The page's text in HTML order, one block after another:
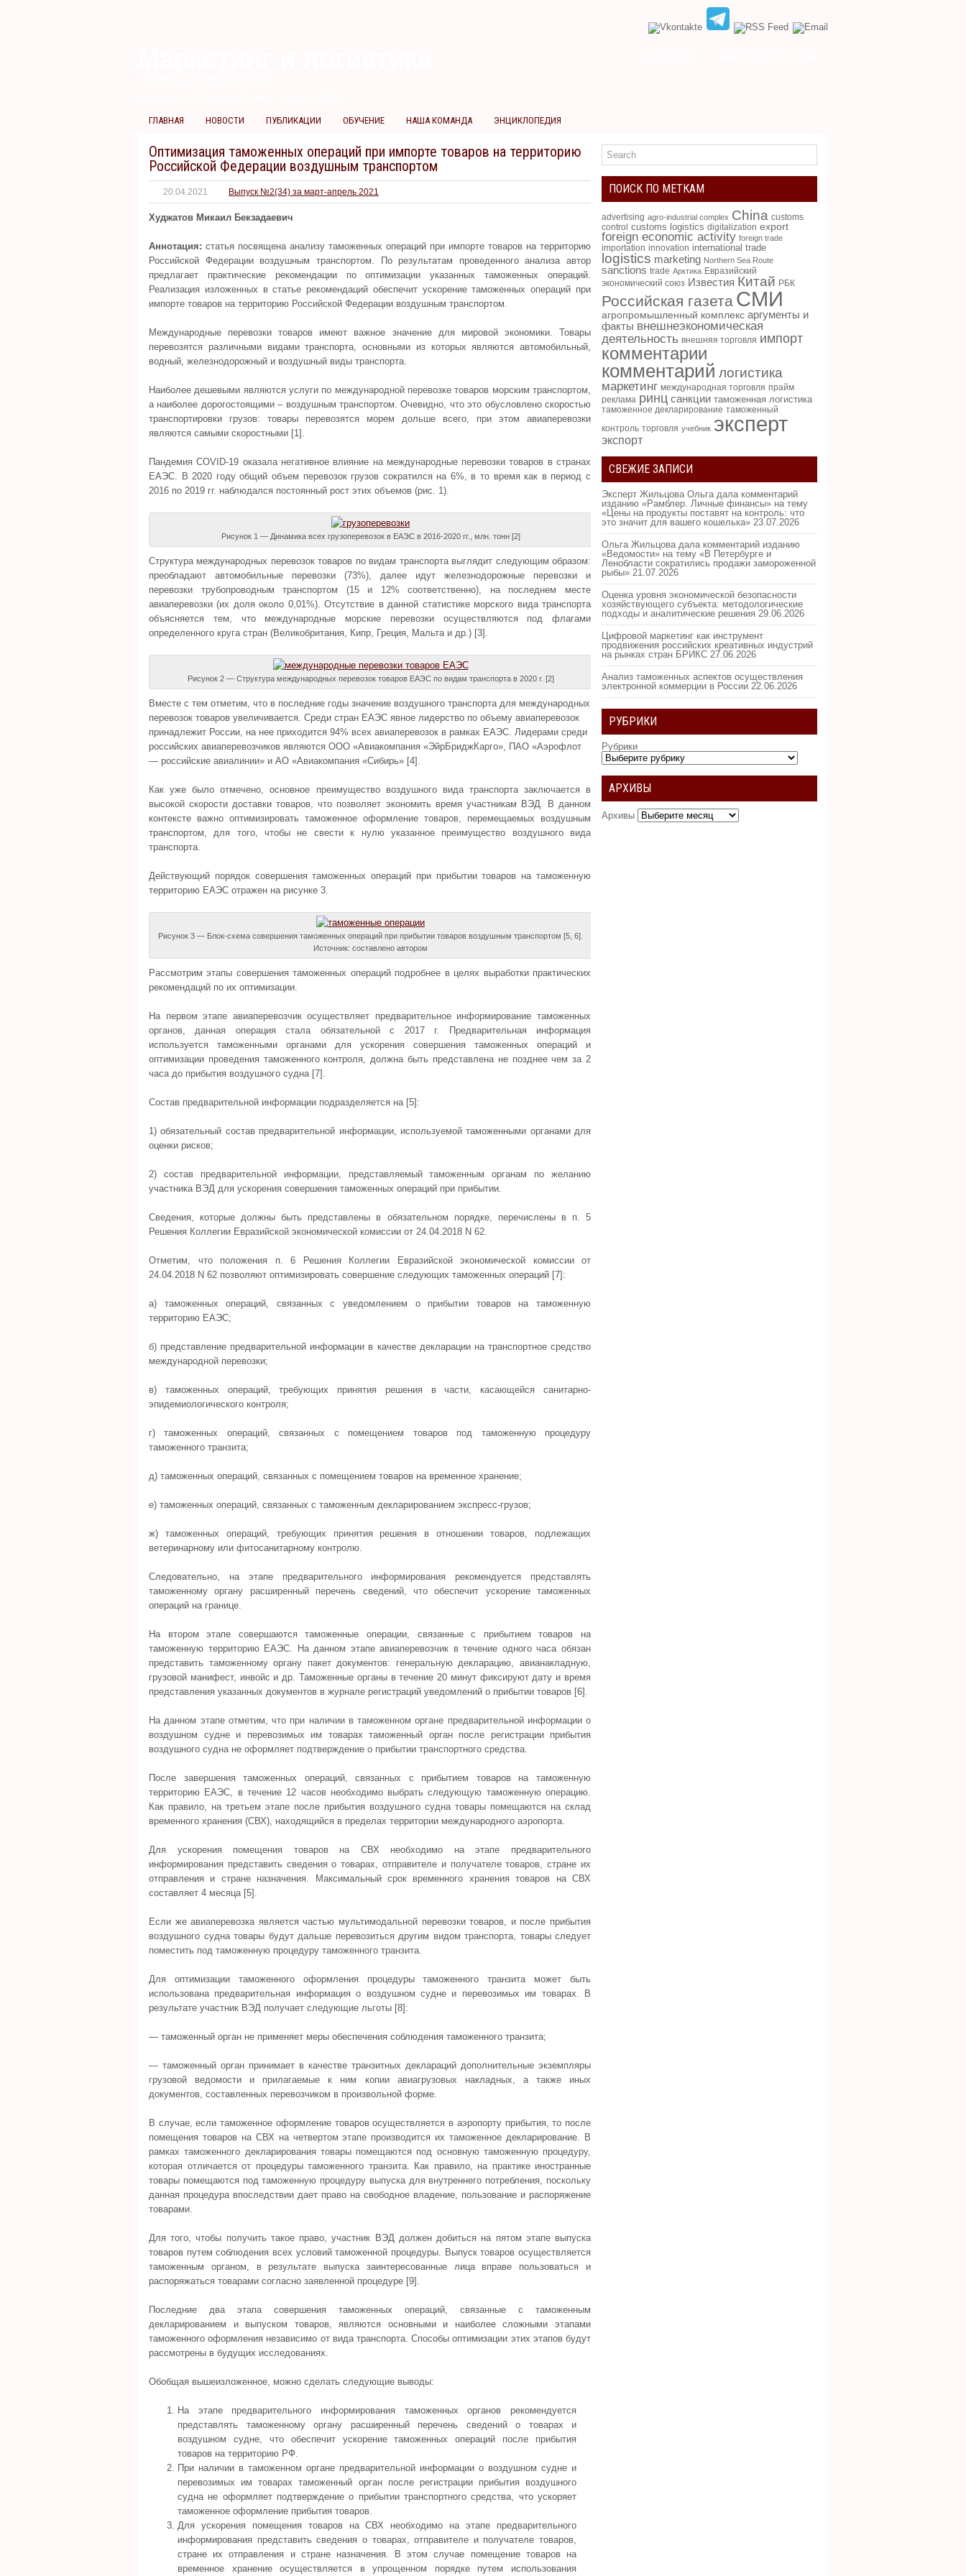
ГЛАВНАЯ НОВОСТИ ПУБЛИКАЦИИ ОБУЧЕНИЕ НАША КОМАНДА ЭНЦИКЛОПЕДИЯ
Оптимизация таможенных операций при импорте товаров на территорию
Российской Федерации воздушным транспортом
20.04.2021 Выпуск №2(34) за март-апрель 2021
Худжатов Микаил Бекзадаевич
Аннотация: статья посвящена анализу таможенных операций при импорте товаров на территорию
Российской Федерации воздушным транспортом. По результатам проведенного анализа автор
предлагает практические рекомендации по оптимизации указанных таможенных операций.
Реализация изложенных в статье рекомендаций обеспечит ускорение таможенных операций при
импорте товаров на территорию Российской Федерации воздушным транспортом.
Международные перевозки товаров имеют важное значение для мировой экономики. Товары
перевозятся различными видами транспорта, основными из которых являются автомобильный,
водный, железнодорожный и воздушный виды транспорта.
Наиболее дешевыми являются услуги по международной перевозке товаров морским транспортом,
а наиболее дорогостоящими – воздушным транспортом. Очевидно, что это обусловлено скоростью
транспортировки грузов: товары перевозятся морем дольше всего, при этом авиаперевозки
являются самыми скоростными [1].
Пандемия COVID-19 оказала негативное влияние на международные перевозки товаров в странах
ЕАЭС. В 2020 году общий объем перевозок грузов сократился на 6%, в то время как в период с
2016 по 2019 гг. наблюдался постоянный рост этих объемов (рис. 1).
Рисунок 1 — Динамика всех грузоперевозок в ЕАЭС в 2016-2020 гг., млн. тонн [2]
Структура международных перевозок товаров по видам транспорта выглядит следующим образом:
преобладают автомобильные перевозки (73%), далее идут железнодорожные перевозки и
перевозки трубопроводным транспортом (15 и 12% соответственно), на последнем месте
авиаперевозки (их доля около 0,01%). Отсутствие в данной статистике морского вида транспорта
объясняется тем, что международные морские перевозки осуществляются под флагами
определенного круга стран (Великобритания, Кипр, Греция, Мальта и др.) [3].
Рисунок 2 — Структура международных перевозок товаров ЕАЭС по видам транспорта в 2020 г. [2]
Вместе с тем отметим, что в последние годы значение воздушного транспорта для международных
перевозок товаров увеличивается. Среди стран ЕАЭС явное лидерство по объему авиаперевозок
принадлежит России, на нее приходится 94% всех авиаперевозок в рамках ЕАЭС. Лидерами среди
российских авиаперевозчиков являются ООО «Авиакомпания «ЭйрБриджКарго», ПАО «Аэрофлот
— российские авиалинии» и АО «Авиакомпания «Сибирь» [4].
Как уже было отмечено, основное преимущество воздушного вида транспорта заключается в
высокой скорости доставки товаров, что позволяет экономить время участникам ВЭД. В данном
контексте важно оптимизировать таможенное оформление товаров, перемещаемых воздушным
транспортом, для того, чтобы не свести к нулю указанное преимущество воздушного вида
транспорта.
Действующий порядок совершения таможенных операций при прибытии товаров на таможенную
территорию ЕАЭС отражен на рисунке 3.
Рисунок 3 — Блок-схема совершения таможенных операций при прибытии товаров воздушным транспортом [5, 6].
Источник: составлено автором
Рассмотрим этапы совершения таможенных операций подробнее в целях выработки практических
рекомендаций по их оптимизации.
На первом этапе авиаперевозчик осуществляет предварительное информирование таможенных
органов, данная операция стала обязательной с 2017 г. Предварительная информация
используется таможенными органами для ускорения совершения таможенных операций и
оптимизации проведения таможенного контроля, должна быть представлена не позднее чем за 2
часа до прибытия воздушного судна [7].
Состав предварительной информации подразделяется на [5]:
1) обязательный состав предварительной информации, используемой таможенными органами для
оценки рисков;
2) состав предварительной информации, представляемый таможенным органам по желанию
участника ВЭД для ускорения совершения таможенных операций при прибытии.
Сведения, которые должны быть представлены в обязательном порядке, перечислены в п. 5
Решения Коллегии Евразийской экономической комиссии от 24.04.2018 N 62.
Отметим, что положения п. 6 Решения Коллегии Евразийской экономической комиссии от
24.04.2018 N 62 позволяют оптимизировать совершение следующих таможенных операций [7]:
а) таможенных операций, связанных с уведомлением о прибытии товаров на таможенную
территорию ЕАЭС;
б) представление предварительной информации в качестве декларации на транспортное средство
международной перевозки;
в) таможенных операций, требующих принятия решения в части, касающейся санитарно-
эпидемиологического контроля;
г) таможенных операций, связанных с помещением товаров под таможенную процедуру
таможенного транзита;
д) таможенных операций, связанных с помещением товаров на временное хранение;
е) таможенных операций, связанных с таможенным декларированием экспресс-грузов;
ж) таможенных операций, требующих принятия решения в отношении товаров, подлежащих
ветеринарному или фитосанитарному контролю.
Следовательно, на этапе предварительного информирования рекомендуется представлять
таможенному органу расширенный перечень сведений, что обеспечит ускорение таможенных
операций на границе.
На втором этапе совершаются таможенные операции, связанные с прибытием товаров на
таможенную территорию ЕАЭС. На данном этапе авиаперевозчик в течение одного часа обязан
представить таможенному органу пакет документов: генеральную декларацию, авианакладную,
грузовой манифест, инвойс и др. Таможенные органы в течение 20 минут фиксируют дату и время
представления указанных документов в журнале регистраций уведомлений о прибытии товаров [6].
На данном этапе отметим, что при наличии в таможенном органе предварительной информации о
воздушном судне и перевозимых им товарах таможенный орган после регистрации прибытия
воздушного судна не оформляет подтверждение о прибытии транспортного средства.
После завершения таможенных операций, связанных с прибытием товаров на таможенную
территорию ЕАЭС, в течение 12 часов необходимо выбрать следующую таможенную операцию.
Как правило, на третьем этапе после прибытия воздушного судна товары помещаются на склад
временного хранения (СВХ), находящийся в пределах территории международного аэропорта.
Для ускорения помещения товаров на СВХ необходимо на этапе предварительного
информирования представить сведения о товарах, отправителе и получателе товаров, стране их
отправления и стране назначения. Максимальный срок временного хранения товаров на СВХ
составляет 4 месяца [5].
Если же авиаперевозка является частью мультимодальной перевозки товаров, и после прибытия
воздушного судна товары будут дальше перевозиться другим видом транспорта, товары следует
поместить под таможенную процедуру таможенного транзита.
Для оптимизации таможенного оформления процедуры таможенного транзита может быть
использована предварительная информация о воздушном судне и перевозимых им товарах. В
результате участник ВЭД получает следующие льготы [8]:
— таможенный орган не применяет меры обеспечения соблюдения таможенного транзита;
— таможенный орган принимает в качестве транзитных деклараций дополнительные экземпляры
грузовой ведомости и прилагаемые к ним копии авиагрузовых накладных, а также иных
документов, составленных перевозчиком в произвольной форме.
В случае, если таможенное оформление товаров осуществляется в аэропорту прибытия, то после
помещения товаров на СВХ на четвертом этапе производится их таможенное декларирование. В
рамках таможенного декларирования товары помещаются под основную таможенную процедуру,
которая отличается от процедуры таможенного транзита. Как правило, на практике иностранные
товары помещаются под таможенную процедуру выпуска для внутреннего потребления, поскольку
данная процедура впоследствии дает право на свободное владение, пользование и распоряжение
товарами.
Для того, чтобы получить такое право, участник ВЭД должен добиться на пятом этапе выпуска
товаров путем соблюдения всех условий таможенной процедуры. Выпуск товаров осуществляется
таможенным органом, в результате выпуска заинтересованные лица вправе пользоваться и
распоряжаться товарами согласно заявленной процедуре [9].
Последние два этапа совершения таможенных операций, связанные с таможенным
декларированием и выпуском товаров, являются основными и наиболее сложными этапами
таможенного оформления независимо от вида транспорта. Способы оптимизации этих этапов будут
рассмотрены в будущих исследованиях.
Обобщая вышеизложенное, можно сделать следующие выводы:
На этапе предварительного информирования таможенных органов рекомендуется
представлять таможенному органу расширенный перечень сведений о товарах и
воздушном судне, что обеспечит ускорение таможенных операций после прибытия
товаров на территорию РФ.
При наличии в таможенном органе предварительной информации о воздушном судне и
перевозимых им товарах таможенный орган после регистрации прибытия воздушного
судна не оформляет подтверждение о прибытии транспортного средства, что ускоряет
таможенное оформление прибытия товаров.
Для ускорения помещения товаров на СВХ необходимо на этапе предварительного
информирования представить сведения о товарах, отправителе и получателе товаров,
стране их отправления и стране назначения. В этом случае помещение товаров на
временное хранение осуществляется в упрощенном порядке путем использования
ПОИСК ПО МЕТКАМ
advertising agro-industrial complex China customs
control customs logistics digitalization export
foreign economic activity foreign trade
importation innovation international trade
logistics marketing Northern Sea Route
sanctions trade Арктика Евразийский
экономический союз Известия Китай РБК
Российская газета СМИ
агропромышленный комплекс аргументы и
факты внешнеэкономическая
деятельность внешняя торговля импорт
комментарии
комментарий логистика
маркетинг международная торговля прайм
реклама ринц санкции таможенная логистика
таможенное декларирование таможенный
контроль торговля учебник эксперт
экспорт
СВЕЖИЕ ЗАПИСИ
Эксперт Жильцова Ольга дала комментарий
изданию «Рамблер. Личные финансы» на тему
«Цены на продукты поставят на контроль: что
это значит для вашего кошелька» 23.07.2026
Ольга Жильцова дала комментарий изданию
«Ведомости» на тему «В Петербурге и
Ленобласти сократились продажи замороженной
рыбы» 21.07.2026
Оценка уровня экономической безопасности
хозяйствующего субъекта: методологические
подходы и аналитические решения 29.06.2026
Цифровой маркетинг как инструмент
продвижения российских креативных индустрий
на рынках стран БРИКС 27.06.2026
Анализ таможенных аспектов осуществления
электронной коммерции в России 22.06.2026
РУБРИКИ
Рубрики
АРХИВЫ
Архивы